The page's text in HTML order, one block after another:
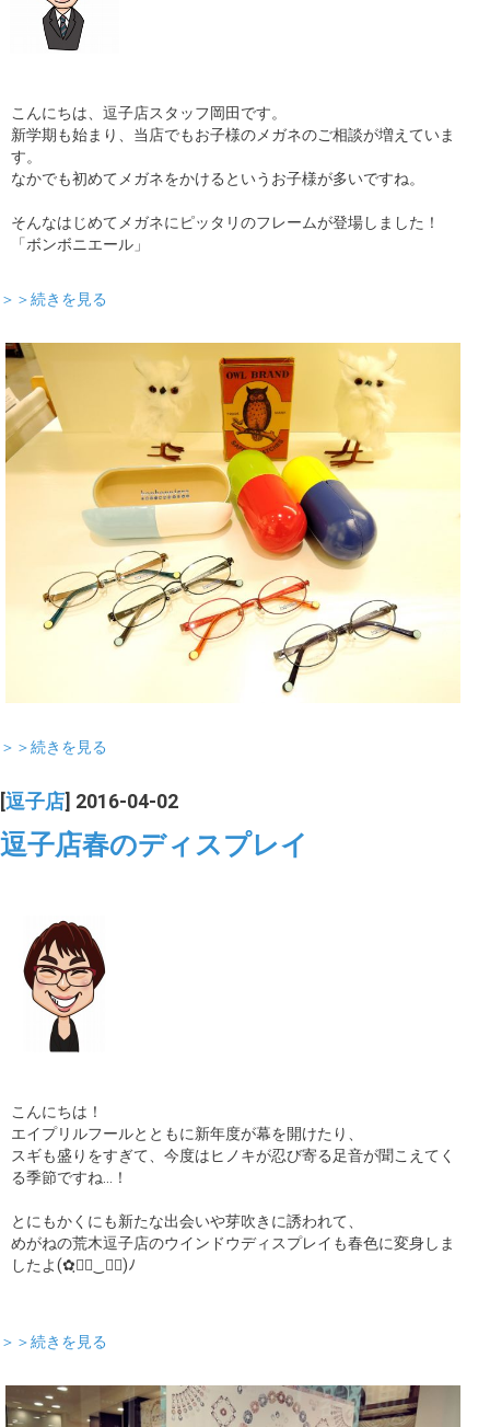
こんにちは、逗子店スタッフ岡田です。
新学期も始まり、当店でもお子様のメガネのご相談が増えていま
す。
なかでも初めてメガネをかけるというお子様が多いですね。
そんなはじめてメガネにピッタリのフレームが登場しました！
「ボンボニエール」
＞＞続きを見る
＞＞続きを見る
逗子店 ] 2016-04-02
逗子店春のディスプレイ
こんにちは！
エイプリルフールとともに新年度が幕を開けたり、
スギも盛りをすぎて、今度はヒノキが忍び寄る足音が聞こえてく
る季節ですね…！
とにもかくにも新たな出会いや芽吹きに誘われて、
めがねの荒木逗子店のウインドウディスプレイも春色に変身しま
したよ(✿ฺ◕ฺ‿◕ฺ)ﾉ
＞＞続きを見る